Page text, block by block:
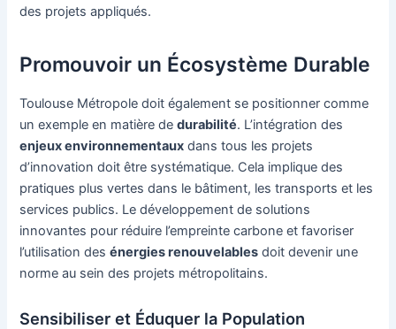
des projets appliqués.
Promouvoir un Écosystème Durable
Toulouse Métropole doit également se positionner comme
un exemple en matière dedurabilité. L’intégration des
enjeux environnementaux dans tous les projets
d’innovation doit être systématique. Cela implique des
pratiques plus vertes dans le bâtiment, les transports et les
services publics. Le développement de solutions
innovantes pour réduire l’empreinte carbone et favoriser
l’utilisation desénergies renouvelables doit devenir une
norme au sein des projets métropolitains.
Sensibiliser et Éduquer la Population